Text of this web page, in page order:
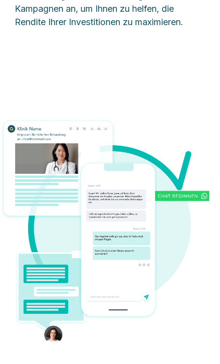
Kampagnen an, um Ihnen zu helfen, die
Rendite Ihrer Investitionen zu maximieren.